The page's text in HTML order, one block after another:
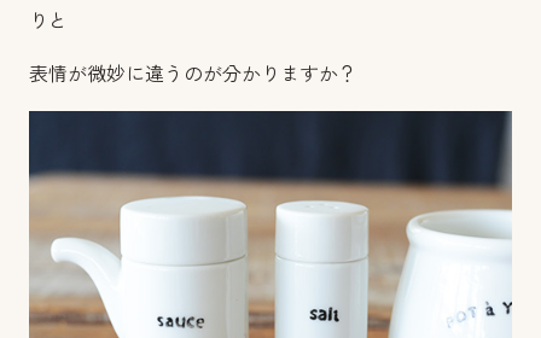
りと
表情が微妙に違うのが分かりますか？